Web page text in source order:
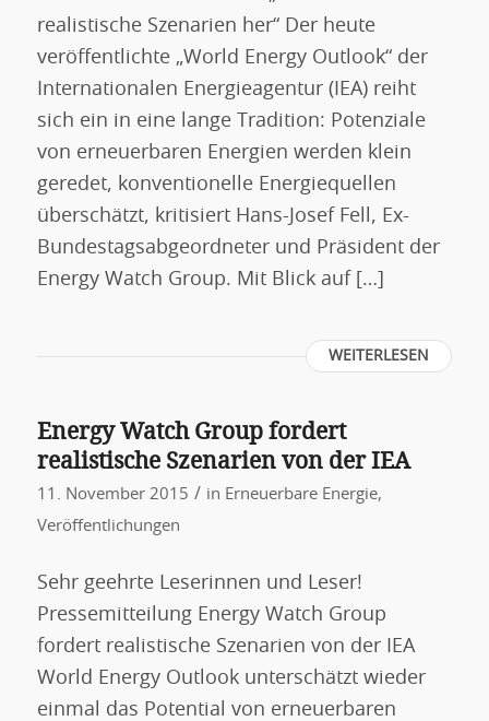
realistische Szenarien her“ Der heute
veröffentlichte „World Energy Outlook“ der
Internationalen Energieagentur (IEA) reiht
sich ein in eine lange Tradition: Potenziale
von erneuerbaren Energien werden klein
geredet, konventionelle Energiequellen
überschätzt, kritisiert Hans-Josef Fell, Ex-
Bundestagsabgeordneter und Präsident der
Energy Watch Group. Mit Blick auf […]
WEITERLESEN
Energy Watch Group fordert
realistische Szenarien von der IEA
11. November 2015 / in Erneuerbare Energie,
Veröffentlichungen
Sehr geehrte Leserinnen und Leser!
Pressemitteilung Energy Watch Group
fordert realistische Szenarien von der IEA
World Energy Outlook unterschätzt wieder
einmal das Potential von erneuerbaren